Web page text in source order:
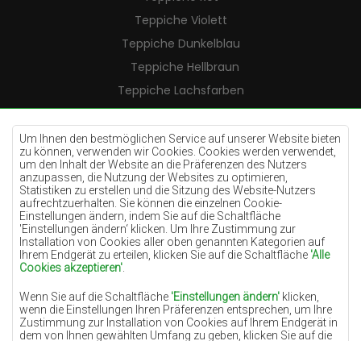
Um Ihnen den bestmöglichen Service auf unserer Website bieten
zu können, verwenden wir Cookies. Cookies werden verwendet,
um den Inhalt der Website an die Präferenzen des Nutzers
anzupassen, die Nutzung der Websites zu optimieren,
Statistiken zu erstellen und die Sitzung des Website-Nutzers
aufrechtzuerhalten. Sie können die einzelnen Cookie-
Einstellungen ändern, indem Sie auf die Schaltfläche
'Einstellungen ändern‘ klicken. Um Ihre Zustimmung zur
Installation von Cookies aller oben genannten Kategorien auf
Ihrem Endgerät zu erteilen, klicken Sie auf die Schaltfläche 'Alle
Cookies akzeptieren'
Wenn Sie auf die Schaltfläche 'Einstellungen ändern' klicken,
wenn die Einstellungen Ihren Präferenzen entsprechen, um Ihre
Zustimmung zur Installation von Cookies auf Ihrem Endgerät in
dem von Ihnen gewählten Umfang zu geben, klicken Sie auf die
Teppiche Violett
Teppiche Dunkelblau
Teppiche Hellbraun
Teppiche Lachsfarben
Teppiche Cremefarben
Teppiche Lilac
Teppiche Gelb
Teppiche Pfefferminz
Teppiche Blau
Teppiche Orange
Teppiche Rosa
Teppiche Terrakotte
Teppiche Grün